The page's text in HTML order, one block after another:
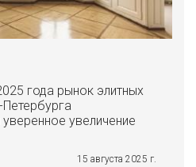
года рынок элитных
увеличение
15 августа 2025 г.